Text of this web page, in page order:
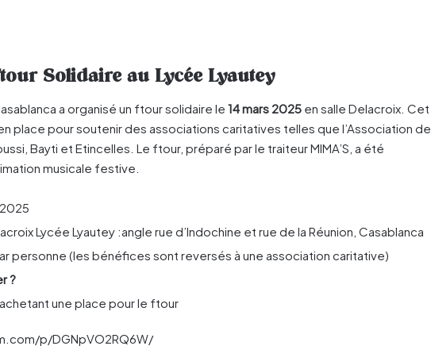
Solidaire au Lycée Lyautey
a organisé un ftour solidaire le 14 mars 2025 en salle Delacroix. Cet
place pour soutenir des associations caritatives telles que l’Association de
Bayti et Etincelles. Le ftour, préparé par le traiteur MIMA’S, a été
musicale festive.
Lycée Lyautey :angle rue d’Indochine et rue de la Réunion, Casablanca
personne (les bénéfices sont reversés à une association caritative)
?
une place pour le ftour
p/DGNpVO2RQ6W/